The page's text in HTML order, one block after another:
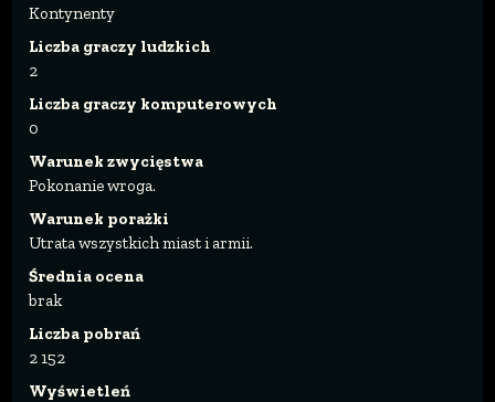
Kontynenty
Liczba graczy ludzkich
2
Liczba graczy komputerowych
0
Warunek zwycięstwa
Pokonanie wroga.
Warunek porażki
Utrata wszystkich miast i armii.
Średnia ocena
brak
Liczba pobrań
2 152
Wyświetleń